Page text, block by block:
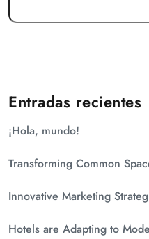
Entradas recientes
¡Hola, mundo!
Transforming Common
Innovative Marketing
Hotels are Adapting to